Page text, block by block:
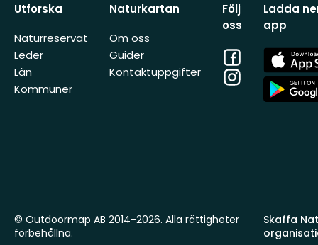
Utforska
Naturreservat
Leder
Län
Kommuner
Naturkartan
Om oss
Guider
Kontaktuppgifter
Följ
oss
Facebook
Instagram
Ladda
app
App
Store
App
Store
Skaffa
© Outdoormap AB 2014-2026. Alla rättigheter
förbehållna.